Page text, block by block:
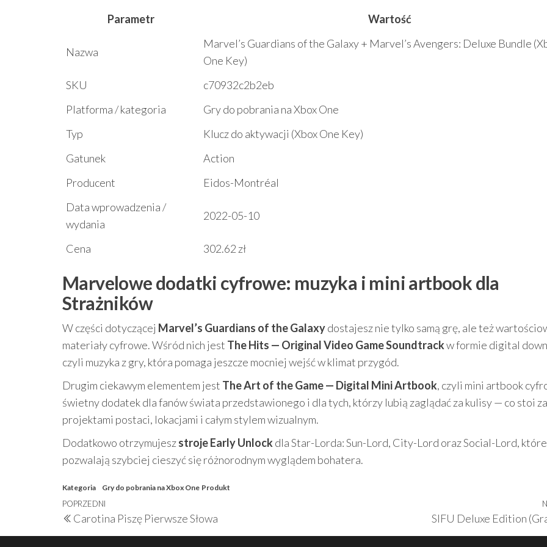
Parametr Wartość
Nazwa
Marvel’s Guardians of the Galaxy + Marvel’s Avengers: Deluxe Bundle
One Key)
SKU
c70932c2b2eb
Platforma / kategoria
Gry do pobrania na Xbox One
Typ
Klucz do aktywacji (Xbox One Key)
Gatunek
Action
Producent
Eidos-Montréal
Data wprowadzenia /
wydania
2022-05-10
Cena 302.62 zł
Marvelowe dodatki cyfrowe: muzyka i mini artbook dla
Strażników
W części dotyczącej Marvel’s Guardians of the Galaxydostajesz nie tylko samą grę, ale też
materiały cyfrowe. Wśród nich jest The Hits — Original Video Game Soundtrackw formie digital
czyli muzyka z gry, która pomaga jeszcze mocniej wejść w klimat przygód.
Drugim ciekawym elementem jest The Art of the Game — Digital Mini Artbook, czyli mini artbook
świetny dodatek dla fanów świata przedstawionego i dla tych, którzy lubią zaglądać za kulisy — co stoi za
projektami postaci, lokacjami i całym stylem wizualnym.
Dodatkowo otrzymujeszstroje Early Unlockdla Star-Lorda: Sun-Lord, City-Lord oraz Social-Lord, które
pozwalają szybciej cieszyć się różnorodnym wyglądem bohatera.
Kategoria Gry do pobrania na Xbox One Produkt
Nawigacja
wpisu
Poprzedni
wpis
POPRZEDNI
Carotina Piszę Pierwsze Słowa SIFU Deluxe Edition